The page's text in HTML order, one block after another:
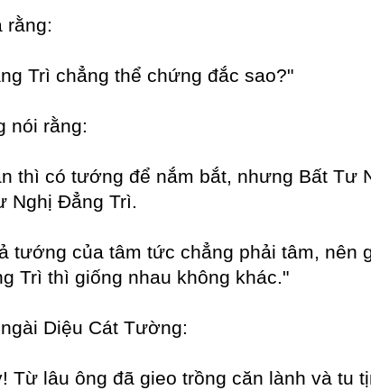
rằng:
Trì chẳng thể chứng đắc sao?"
nói rằng:
thì có tướng để nắm bắt, nhưng Bất
Nghị Đẳng Trì.
tướng của tâm tức chẳng phải tâm,
Trì thì giống nhau không khác."
Diệu Cát Tường:
Từ lâu ông đã gieo trồng căn lành và